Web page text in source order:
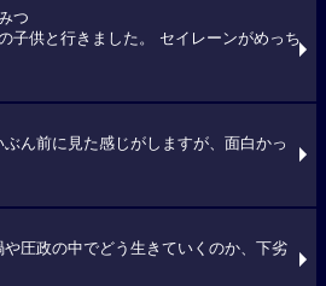
つ
子供と行きました。 セイレーンがめっち
ん前に見た感じがしますが、面白かっ
や圧政の中でどう生きていくのか、下劣